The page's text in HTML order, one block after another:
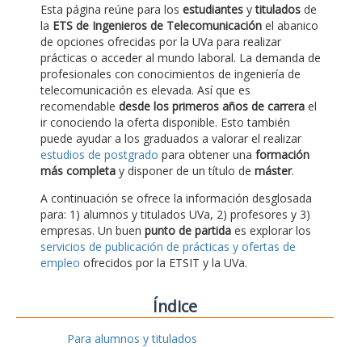
Esta página reúne para los estudiantes ytitulados de
la ETS de Ingenieros de Telecomunicación el abanico
de opciones ofrecidas por la UVa para realizar
prácticas o acceder al mundo laboral. La demanda de
profesionales con conocimientos de ingeniería de
telecomunicación es elevada. Así que es
recomendable desde los primeros años de carrera el
ir conociendo la oferta disponible. Esto también
puede ayudar a los graduados a valorar el realizar
estudios de postgrado para obtener una formación
más completa y disponer de un título de máster.
A continuación se ofrece la información desglosada
para: 1) alumnos y titulados UVa, 2) profesores y 3)
empresas. Un buen punto de partida es explorar los
servicios de publicación de prácticas y ofertas de
empleo ofrecidos por la ETSIT y la UVa.
Índice
Para alumnos y titulados